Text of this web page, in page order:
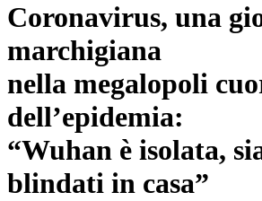
Coronavirus, una
marchigiana
nella megalopoli
dell’epidemia:
“Wuhan è isolata,
blindati in casa”